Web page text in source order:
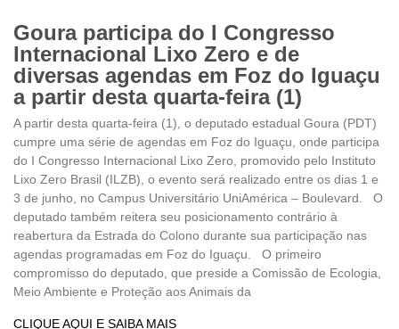
Goura participa do I Congresso
Internacional Lixo Zero e de
diversas agendas em Foz do Iguaçu
a partir desta quarta-feira (1)
A partir desta quarta-feira (1), o deputado estadual Goura (PDT)
cumpre uma série de agendas em Foz do Iguaçu, onde participa
do I Congresso Internacional Lixo Zero, promovido pelo Instituto
Lixo Zero Brasil (ILZB), o evento será realizado entre os dias 1 e
3 de junho, no Campus Universitário UniAmérica – Boulevard. O
deputado também reitera seu posicionamento contrário à
reabertura da Estrada do Colono durante sua participação nas
agendas programadas em Foz do Iguaçu. O primeiro
compromisso do deputado, que preside a Comissão de Ecologia,
Meio Ambiente e Proteção aos Animais da
CLIQUE AQUI E SAIBA MAIS